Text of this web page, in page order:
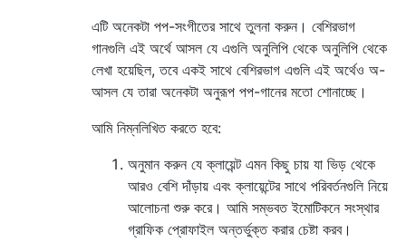
এটি অনেকটা পপ-সংগীতের সাথে তুলনা করুন। বেশিরভাগ
গানগুলি এই অর্থে আসল যে এগুলি অনুলিপি থেকে অনুলিপি থেকে
লেখা হয়েছিল, তবে একই সাথে বেশিরভাগ এগুলি এই অর্থেও অ-
আসল যে তারা অনেকটা অনুরূপ পপ-গানের মতো শোনাচ্ছে।
আমি নিম্নলিখিত করতে হবে:
অনুমান করুন যে ক্লায়েন্ট এমন কিছু চায় যা ভিড় থেকে
আরও বেশি দাঁড়ায় এবং ক্লায়েন্টের সাথে পরিবর্তনগুলি নিয়ে
আলোচনা শুরু করে। আমি সম্ভবত ইমোটিকনে সংস্থার
গ্রাফিক প্রোফাইল অন্তর্ভুক্ত করার চেষ্টা করব।